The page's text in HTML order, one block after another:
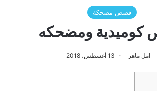
قصص مضحكة
ومضحكه
امل ماهر 13 أغسطس، 2018